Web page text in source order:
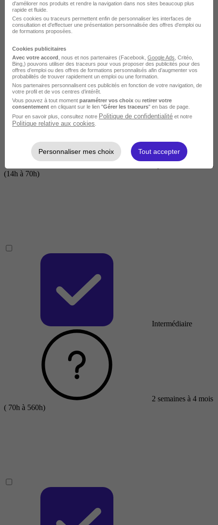
Courte
2 jours à 2 semaines
(14h à 70h)
Intermédiaire
2 semaines à 4 mois
( 70h à 560h)
d'améliorer nos produits et rendre la navigation dans nos sites beaucoup plus
rapide et fluide.
Ces cookies ou traceurs permettent enfin de personnaliser les interfaces de
consultation et d'effectuer une présentation personnalisée des offres d'emploi ou
de formations proposées.
Cookies publicitaires
Avec votre accord , nous et nos partenaires (Facebook, Google Ads , Critéo,
Bing,) pouvons utiliser des traceurs pour vous proposer des publicités pour des
offres d’emploi ou des offres de formations personnalisés afin d’augmenter vos
probabilités de trouver rapidement un emploi ou une formation.
Nos partenaires personnalisent ces publicités en fonction de votre navigation, de
votre profil et de vos centres d’intérêt.
Vous pouvez à tout moment paramétrer vos choix ou retirer votre
consentement en cliquant sur le lien "Gérer les traceurs" en bas de page.
Pour en savoir plus, consultez notre Politique de confidentialité et notre
Politique relative aux cookies
Personnaliser mes choix Tout accepter